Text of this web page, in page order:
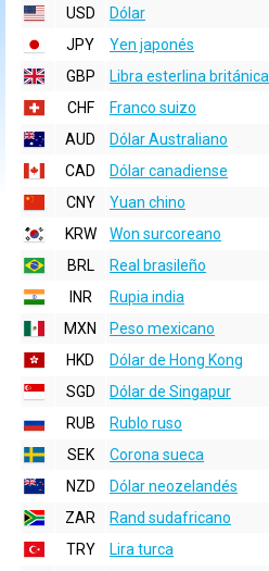
USD
Dólar
JPY
Yen japonés
GBP
Libra esterlina británica
CHF
Franco suizo
AUD
Dólar Australiano
CAD
Dólar canadiense
CNY
Yuan chino
KRW
Won surcoreano
BRL
Real brasileño
INR
Rupia india
MXN
Peso mexicano
HKD
Dólar de Hong Kong
SGD
Dólar de Singapur
RUB
Rublo ruso
SEK
Corona sueca
NZD
Dólar neozelandés
ZAR
Rand sudafricano
TRY
Lira turca